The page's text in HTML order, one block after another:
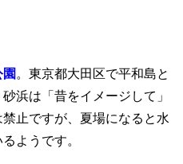
。東京都大田区で平和島と
浜は「昔をイメージして」
止ですが、夏場になると水
ようです。